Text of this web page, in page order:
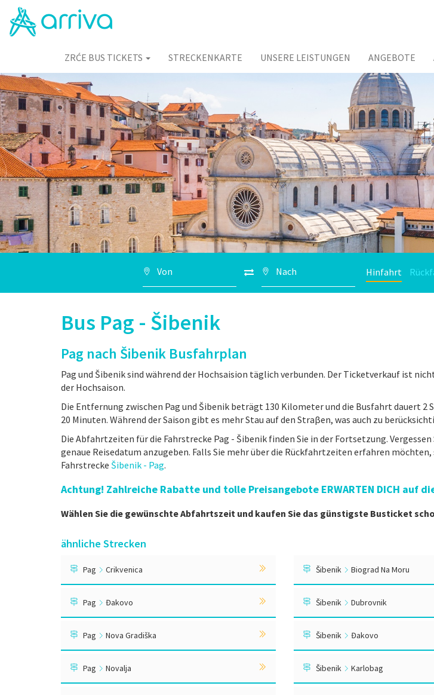
ZRĆE BUS TICKETS STRECKENKARTE UNSERE LEISTUNGEN ANGEBOTE
Hinfahrt
Bus Pag - Šibenik
Pag nach Šibenik Busfahrplan
Pag und Šibenik sind während der Hochsaision täglich verbunden. Der Ticketverkauf ist
der Hochsaison.
Die Entfernung zwischen Pag und Šibenik beträgt 130 Kilometer und die Busfahrt dauert 2
20 Minuten. Während der Saison gibt es mehr Stau auf den Straβen, was auch zu
Die Abfahrtzeiten für die Fahrstrecke Pag - Šibenik finden Sie in der Fortsetzung. Vergessen
genaue Reisedatum anzugeben. Falls Sie mehr über die Rückfahrtzeiten erfahren möchten,
Fahrstrecke Šibenik - Pag.
Achtung! Zahlreiche Rabatte und tolle Preisangebote ERWARTEN DICH auf
Wählen Sie die gewünschte Abfahrtszeit und kaufen Sie das günstigste Busticket
ähnliche Strecken
Pag Crikvenica
Pag Đakovo
Pag Nova Gradiška
Pag Novalja
Šibenik Biograd Na Moru
Šibenik Dubrovnik
Šibenik Đakovo
Šibenik Karlobag